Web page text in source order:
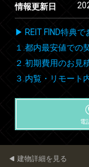
情報更新日
▶ REIT FIND特典で
１.都内最安値での
２.初期費用のお見
３.内覧・リモート
電
建物詳細を見る